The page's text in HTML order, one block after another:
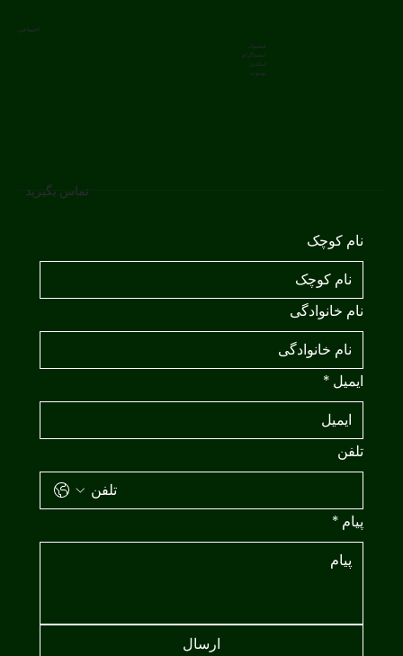
تماس بگیرید
نام کوچک
نام خانوادگی
ایمیل *
تلفن
پیام *
ارسال
اجتماعی
فیسبوک
اینستاگرام
لینکدین
یوتیوب